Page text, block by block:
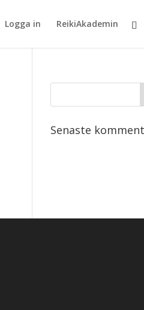
Logga in ReikiAkademin
Senaste